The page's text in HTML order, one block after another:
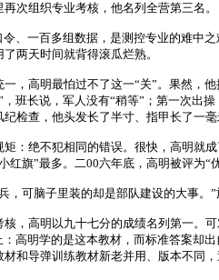
再次组织专业考核，他名列全营第三名
、一百多组数据，是测控专业的难中
用了两天时间就背得滚瓜烂熟。
，高明最怕过不了这一“关”。果然，
，班长说，军人没有“稍等” ；第一次出
检查，他头发长了半寸、指甲长了一
绝不犯相同的错误。很快，高明就成
红旗”最多。二00六年底，高明被评为“
可脑子里装的却是部队建设的大事。 ”
高明以九十七分的成绩名列第一。可
：高明学的是这本教材，而标准答案却
和导弹训练教材新老并用、版本不同